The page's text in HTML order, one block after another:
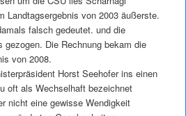
Landtagsergebnis von 2003 äußerste.
falsch gedeutet. und die
Die Rechnung bekam die
von 2008.
Horst Seehofer ins einen
oft als Wechselhaft bezeichnet
nicht eine gewisse Wendigkeit